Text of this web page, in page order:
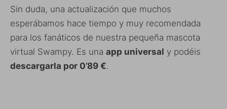
Sin duda, una actualización que muchos
esperábamos hace tiempo y muy recomendada
para los fanáticos de nuestra pequeña mascota
virtual Swampy. Es una app universal y podéis
descargarla por 0’89 €.